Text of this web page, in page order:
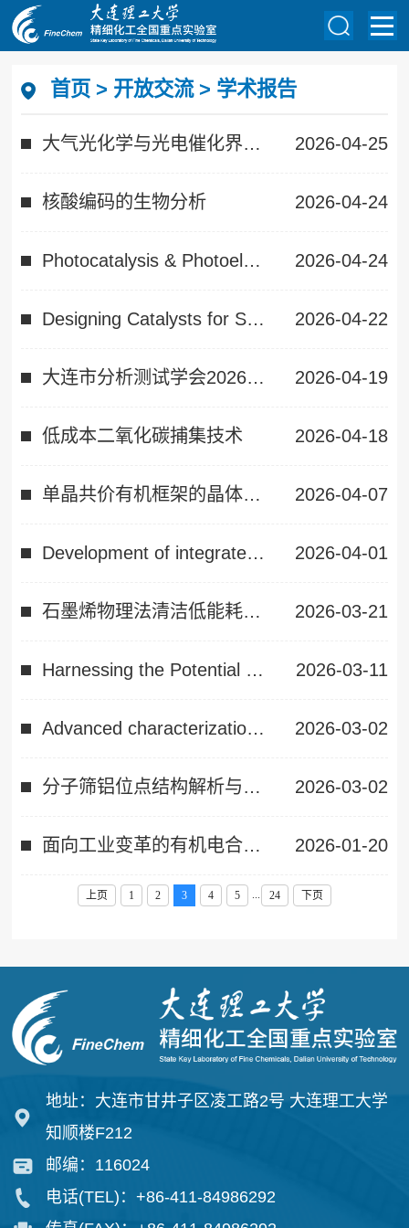
首页 > 开放交流> 学术报告
大气光化学与光电催化界面过程及其与AI融合的探索 2026-04-25
核酸编码的生物分析 2026-04-24
Photocatalysis & Photoelectrocatalysis for Green HydrogenEvolution, Plastics Upcycling, & Organic Synthesis 2026-04-24
Designing Catalysts for Sustainable Chemical Manufacturing 2026-04-22
大连市分析测试学会2026安全校园行 2026-04-19
低成本二氧化碳捕集技术 2026-04-18
单晶共价有机框架的晶体生长、结构调控和空气碳捕集应用 2026-04-07
Development of integrated CO2 capture andutilisation and related biomass gasification 2026-04-01
石墨烯物理法清洁低能耗制备与产业化应用 2026-03-21
Harnessing the Potential of Electrochemistry: From Electrosynthesis and Electrocatalysis to Chiro-Spintronics 2026-03-11
Advanced characterization of active sites in zeolites 2026-03-02
分子筛铝位点结构解析与多原子催化剂可控制备 2026-03-02
面向工业变革的有机电合成研究 2026-01-20
上页 1 2 3 4 5 24 下页
地址：大连市甘井子区凌工路2号 大连理工大学
知顺楼F212
邮编：116024
电话(TEL)：+86-411-84986292